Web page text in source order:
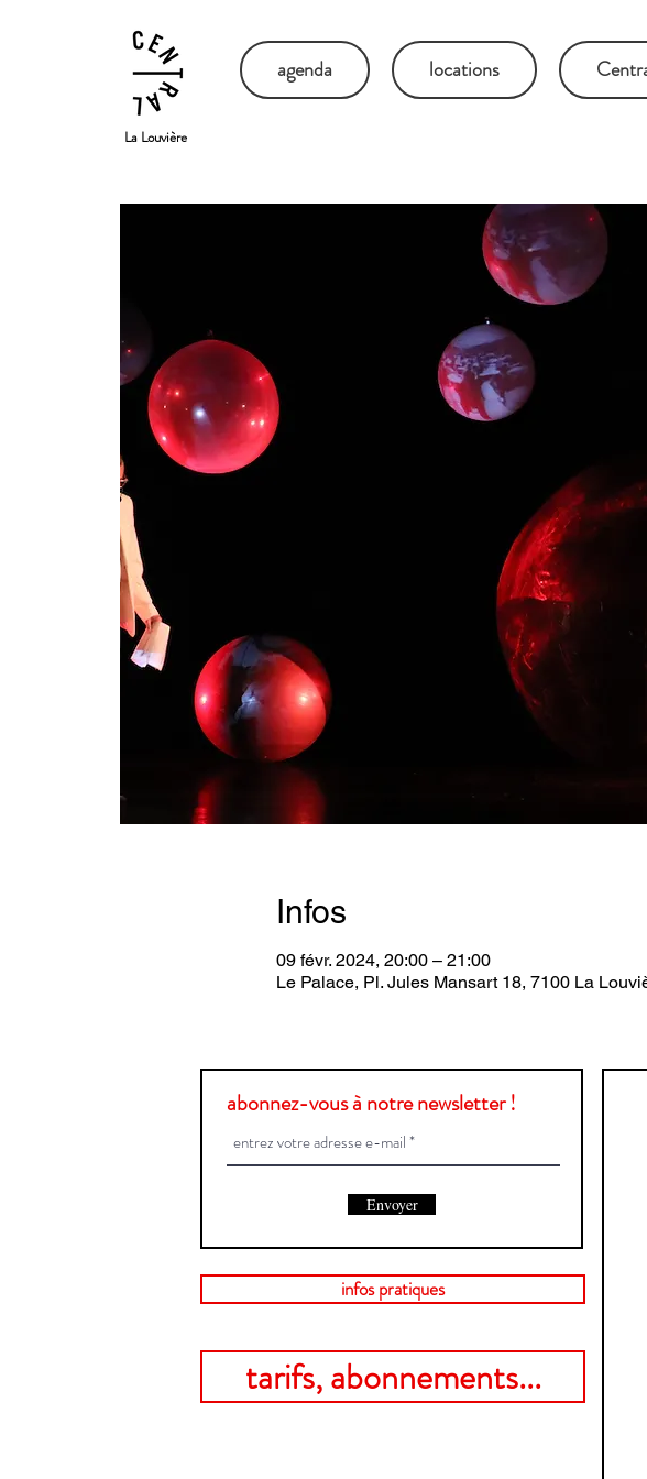
La Louvière
agenda locations
Infos
09 févr. 2024, 20:00 – 21:00
Le Palace, Pl. Jules Mansart 18, 7100 La
abonnez-vous à notre newsletter !
Envoyer
infos pratiques
tarifs, abonnements...